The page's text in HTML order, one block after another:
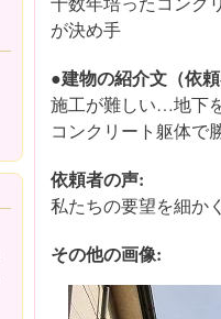
が決め手
●建物の紹介文（依
施工が難しい…地下
コンクリート躯体で
依頼者の声:
私たちの要望を細か
その他の画像: